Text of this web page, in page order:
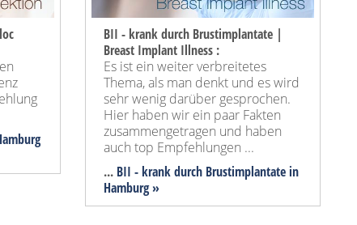
BII - krank durch Brustimplantate |
Breast Implant Illness :
Es ist ein weiter verbreitetes
Thema, als man denkt und es wird
sehr wenig darüber gesprochen.
Hier haben wir ein paar Fakten
zusammengetragen und haben
auch top Empfehlungen ...
... BII - krank durch Brustimplantate in
Hamburg »